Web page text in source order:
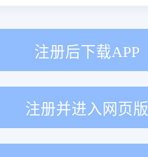
注册后下载APP
注册并进入网页版